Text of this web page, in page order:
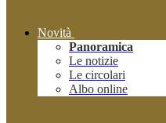
Novità
Panoramica
Le notizie
Le circolari
Albo online